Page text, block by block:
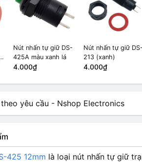
Nút nhấn tự giữ DS-
425A màu xanh lá
4.000₫
Nút nhấn tự giữ DS-
213 (xanh)
4.000₫
425 12mm là loại nút nhấn tự giữ